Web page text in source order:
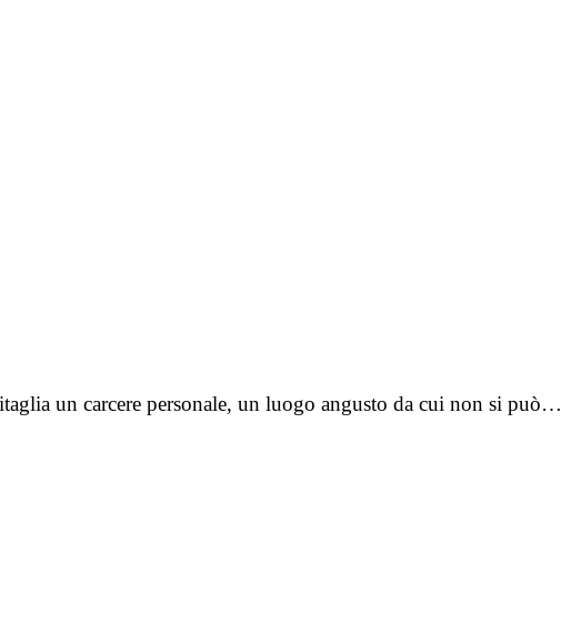
un carcere personale, un luogo angusto da cui non si può…